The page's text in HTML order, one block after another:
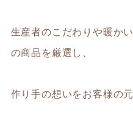
生産者のこだわりや暖か
の商品を厳選し、
作り手の想いをお客様の